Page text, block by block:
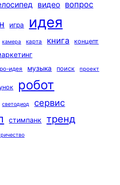
видео вопрос
игра идея
камера карта книга
концепт
идея музыка поиск проект
робот
светодиод сервис
стимпанк тренд